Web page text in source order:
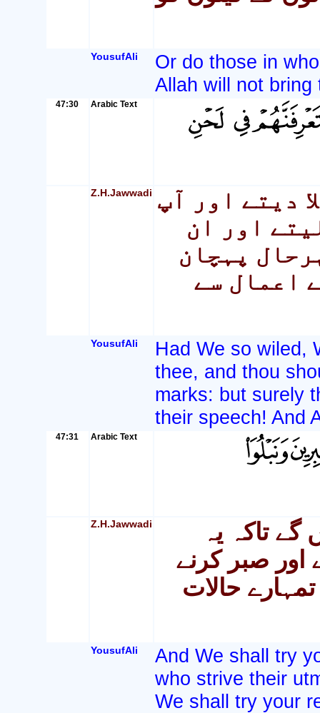
YousufAli
Or do those in
Allah will not bring
47:30 Arabic Text
Z.H.Jawwadi دیتے اور آپ
اور ان
پہچان
اعمال سے
YousufAli
Had We so wiled,
thee, and thou
marks: but surely
their speech! And
47:31 Arabic Text
Z.H.Jawwadi
گے تاکہ یہ
اور صبر کرنے
حالات
YousufAli
And We shall try
who strive their
We shall try your